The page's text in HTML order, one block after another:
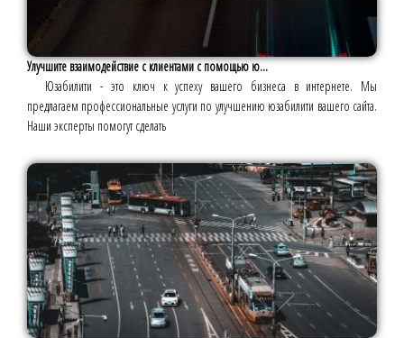
Улучшите взаимодействие с клиентами с помощью ю...
Юзабилити - это ключ к успеху вашего бизнеса в интернете. Мы
предлагаем профессиональные услуги по улучшению юзабилити вашего сайта.
Наши эксперты помогут сделать